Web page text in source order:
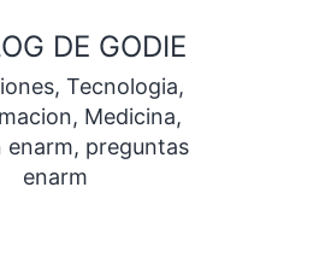
DE GODIE
Tecnologia,
Medicina,
enarm, preguntas
enarm